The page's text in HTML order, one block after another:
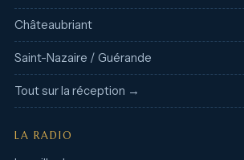
Châteaubriant
Saint-Nazaire / Guérande
Tout sur la réception →
LA RADIO